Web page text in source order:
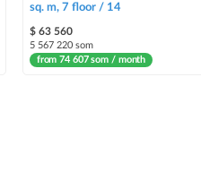
sq. m, 7 floor / 14
$ 63 560
5 567 220 som
from 74 607 som / month